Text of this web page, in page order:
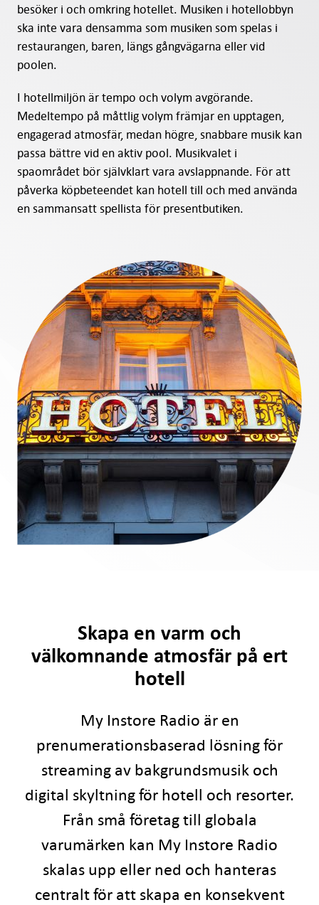
besöker i och omkring hotellet. Musiken i hotellobbyn
ska inte vara densamma som musiken som spelas i
restaurangen, baren, längs gångvägarna eller vid
poolen.
I hotellmiljön är tempo och volym avgörande.
Medeltempo på måttlig volym främjar en upptagen,
engagerad atmosfär, medan högre, snabbare musik kan
passa bättre vid en aktiv pool. Musikvalet i
spaområdet bör självklart vara avslappnande. För att
påverka köpbeteendet kan hotell till och med använda
en sammansatt spellista för presentbutiken.
Skapa en varm och
välkomnande atmosfär på ert
hotell
My Instore Radio är en
prenumerationsbaserad lösning för
streaming av bakgrundsmusik och
digital skyltning för hotell och resorter.
Från små företag till globala
varumärken kan My Instore Radio
skalas upp eller ned och hanteras
centralt för att skapa en konsekvent